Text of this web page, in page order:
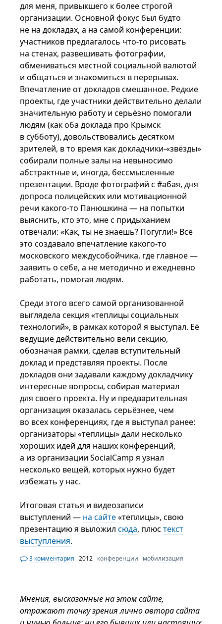
для меня, привыкшего к более строгой
организации. Основной фокус был будто
не на докладах, а на самой конференции:
участников предлагалось что-то рисовать
на стенах, развешивать фотографии,
обмениваться местной социальной валютой
и общаться и знакомиться в перерывах.
Впечатление от докладов смешанное. Редкие
проекты, где участники действительно делали
значительную работу и серьёзно помогали
людям (как оба доклада про Крымск
в субботу), довольствовались десятком
зрителей, в то время как докладчики-«звёзды»
собирали полные залы на невыносимо
абстрактные и, иногда, бессмысленные
презентации. Вроде фотографий с #абая, дня
допроса полицейских или мотивационной
речи какого-то Панюшкина — на попытки
выяснить, кто это, мне с придыханием
отвечали: «Как, ты не знаешь? Погугли!» Всё
это создавало впечатление какого-то
московского междусобойчика, где главное —
заявить о себе, а не методично и ежедневно
работать, помогая людям.
Среди этого всего самой организованной
выглядела секция «теплицы социальных
технологий», в рамках которой я выступал. Её
ведущие действительно вели секцию,
обозначая рамки, сделав вступительный
доклад и представляя проекты. После
докладов они задавали каждому докладчику
интересные вопросы, собирая материал
для своего проекта. Ну и предварительная
организация оказалась серьёзнее, чем
во всех конференциях, где я выступал ранее:
организаторы «теплицы» дали несколько
хороших идей для наших конференций,
а из организации SocialCamp я узнал
несколько вещей, которых нужно будет
избежать у нас.
Итоговая статья и видеозаписи
выступлений — на сайте«теплицы», свою
презентацию я выложилсюда, плюстекст
выступления.
3 комментария 2012 конференции мобилизация
Мнения, высказанные на этом сайте,
отражают точку зрения лично автора сайта